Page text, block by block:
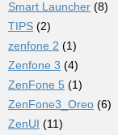
Smart Launcher (8)
TIPS (2)
zenfone 2 (1)
Zenfone 3 (4)
ZenFone 5 (1)
ZenFone3_Oreo (6)
ZenUI (11)